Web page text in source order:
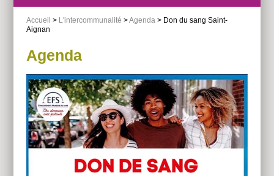
Accueil > L'intercommunalité >Agenda > Don du sang Saint-
Aignan
Agenda